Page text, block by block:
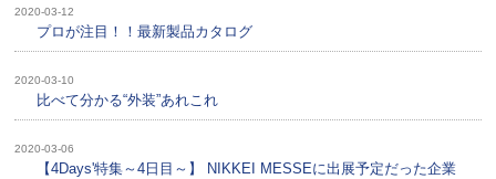
2020-03-12
プロが注目！！最新製品カタログ
2020-03-10
比べて分かる“外装”あれこれ
2020-03-06
【4Days'特集～4日目～】 NIKKEI MESSEに出展予定だった企業